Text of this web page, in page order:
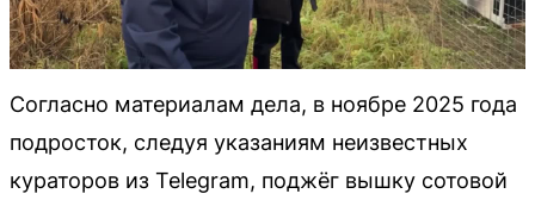
Согласно материалам дела, в ноябре 2025 года
подросток, следуя указаниям неизвестных
кураторов из Telegram, поджёг вышку сотовой